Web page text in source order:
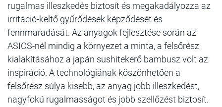
rugalmas illeszkedés biztosít és megakadályozza az
irritáció-keltő gyűrődések képződését és
fennmaradását. Az anyagok fejlesztése során az
ASICS-nél mindig a környezet a minta, a felsőrész
kialakításához a japán sushitekerő bambusz volt az
inspiráció. A technológiának köszönhetően a
felsőrész súlya kisebb, az anyag jobb illeszkedést,
nagyfokú rugalmasságot és jobb szellőzést biztosít.